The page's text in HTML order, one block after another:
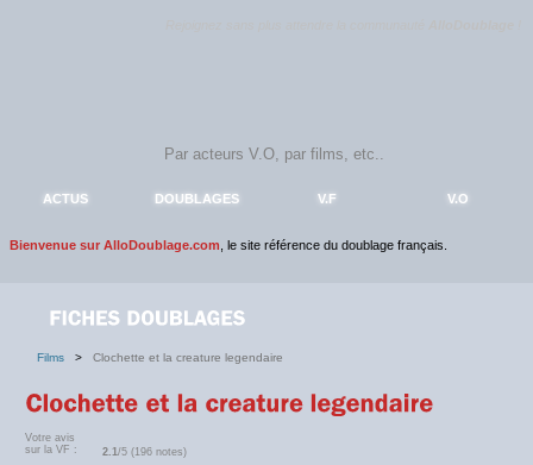
ACTUS DOUBLAGES V.F V.O
Bienvenue sur AlloDoublage.com , le site référence du doublage français.
Films > Clochette et la creature legendaire
Votre avis
sur la VF :
2.1/5 (196 notes)